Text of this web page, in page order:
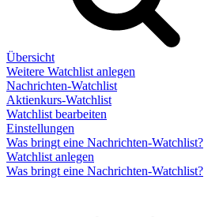
Übersicht
Weitere Watchlist anlegen
Nachrichten-Watchlist
Aktienkurs-Watchlist
Watchlist bearbeiten
Einstellungen
Was bringt eine Nachrichten-Watchlist?
Watchlist anlegen
Was bringt eine Nachrichten-Watchlist?